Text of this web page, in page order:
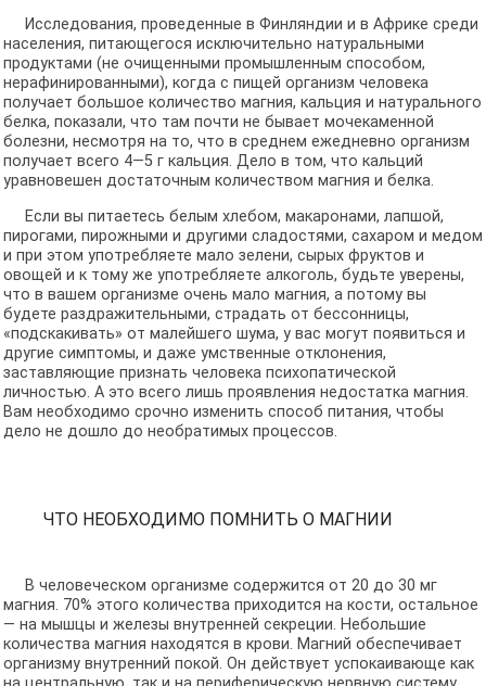
Исследования, проведенные в Финляндии и в Африке среди
населения, питающегося исключительно натуральными
продуктами (не очищенными промышленным способом,
нерафинированными), когда с пищей организм человека
получает большое количество магния, кальция и натурального
белка, показали, что там почти не бывает мочекаменной
болезни, несмотря на то, что в среднем ежедневно организм
получает всего 4—5 г кальция. Дело в том, что кальций
уравновешен достаточным количеством магния и белка.
Если вы питаетесь белым хлебом, макаронами, лапшой,
пирогами, пирожными и другими сладостями, сахаром и медом
и при этом употребляете мало зелени, сырых фруктов и
овощей и к тому же употребляете алкоголь, будьте уверены,
что в вашем организме очень мало магния, а потому вы
будете раздражительными, страдать от бессонницы,
«подскакивать» от малейшего шума, у вас могут появиться и
другие симптомы, и даже умственные отклонения,
заставляющие признать человека психопатической
личностью. А это всего лишь проявления недостатка магния.
Вам необходимо срочно изменить способ питания, чтобы
дело не дошло до необратимых процессов.
ЧТО НЕОБХОДИМО ПОМНИТЬ О МАГНИИ
В человеческом организме содержится от 20 до 30 мг
магния. 70% этого количества приходится на кости, остальное
— на мышцы и железы внутренней секреции. Небольшие
количества магния находятся в крови. Магний обеспечивает
организму внутренний покой. Он действует успокаивающе как